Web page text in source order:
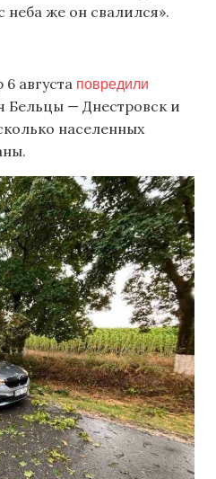
неба же он свалился».
августа повредили
Бельцы — Днестровск и
населенных